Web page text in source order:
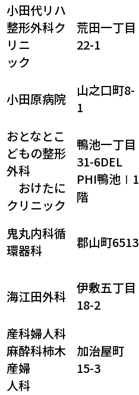
小田代リハ
整形外科ク
リニ
ック
荒田一丁目
22-1
小田原病院
山之口町8-
1
おとなとこ
どもの整形
外科
おけたに
クリニック
鴨池一丁目
31-6DEL
PHI鴨池Ⅰ1
階
鬼丸内科循
環器科
郡山町6513
海江田外科
伊敷五丁目
18-2
産科婦人科
麻酔科柿木
産婦
人科
加治屋町
15-3